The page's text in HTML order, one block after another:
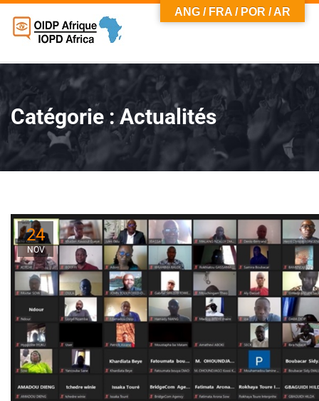
Catégorie :Actualités
24
NOV
ANG / FRA / POR / AR